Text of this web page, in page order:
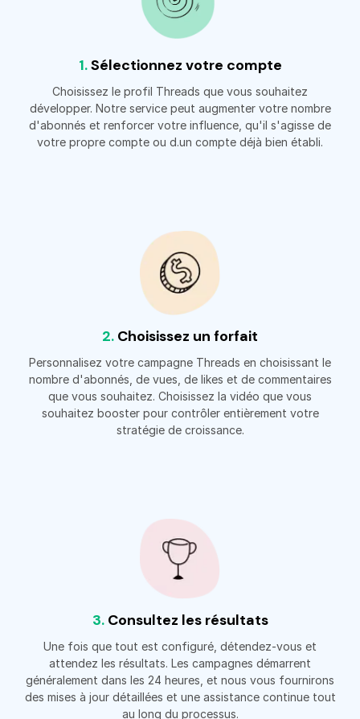
1.Sélectionnez votre compte
Choisissez le profil Threads que vous souhaitez
développer. Notre service peut augmenter votre nombre
d'abonnés et renforcer votre influence, qu'il s'agisse de
votre propre compte ou d.un compte déjà bien établi.
2. Choisissez un forfait
Personnalisez votre campagne Threads en choisissant le
nombre d'abonnés, de vues, de likes et de commentaires
que vous souhaitez. Choisissez la vidéo que vous
souhaitez booster pour contrôler entièrement votre
stratégie de croissance.
3.Consultez les résultats
Une fois que tout est configuré, détendez-vous et
attendez les résultats. Les campagnes démarrent
généralement dans les 24 heures, et nous vous fournirons
des mises à jour détaillées et une assistance continue tout
au long du processus.